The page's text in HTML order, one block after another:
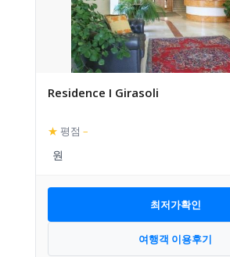
Residence I Girasoli
★ 평점 –
최저가확인
여행객 이용후기